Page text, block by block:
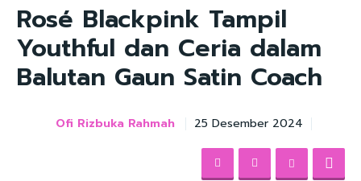
Rosé Blackpink Tampil
Youthful dan Ceria dalam
Balutan Gaun Satin Coach
Ofi Rizbuka Rahmah 25 Desember 2024